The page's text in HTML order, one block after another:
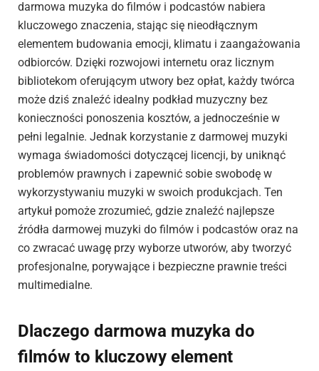
darmowa muzyka do filmów i podcastów nabiera
kluczowego znaczenia, stając się nieodłącznym
elementem budowania emocji, klimatu i zaangażowania
odbiorców. Dzięki rozwojowi internetu oraz licznym
bibliotekom oferującym utwory bez opłat, każdy twórca
może dziś znaleźć idealny podkład muzyczny bez
konieczności ponoszenia kosztów, a jednocześnie w
pełni legalnie. Jednak korzystanie z darmowej muzyki
wymaga świadomości dotyczącej licencji, by uniknąć
problemów prawnych i zapewnić sobie swobodę w
wykorzystywaniu muzyki w swoich produkcjach. Ten
artykuł pomoże zrozumieć, gdzie znaleźć najlepsze
źródła darmowej muzyki do filmów i podcastów oraz na
co zwracać uwagę przy wyborze utworów, aby tworzyć
profesjonalne, porywające i bezpieczne prawnie treści
multimedialne.
Dlaczego darmowa muzyka do
filmów to kluczowy element